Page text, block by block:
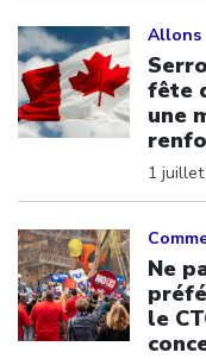
Allons
fête
une
1
Ne
le